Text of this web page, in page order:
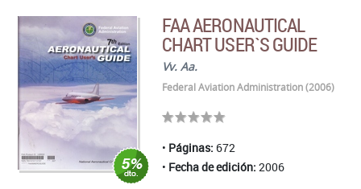
FAA AERONAUTICAL
CHART USER`S GUIDE
Vv. Aa.
Federal Aviation Administration (2006)
Páginas: 672
Fecha de edición: 2006